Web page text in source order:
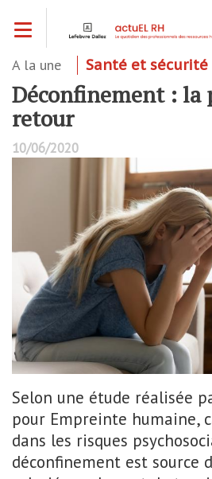
contenu
A la une Santé et sécurité
Déconfinement : la
retour
10/06/2020
Selon une étude réalisée
pour Empreinte humaine,
dans les risques
déconfinement est source